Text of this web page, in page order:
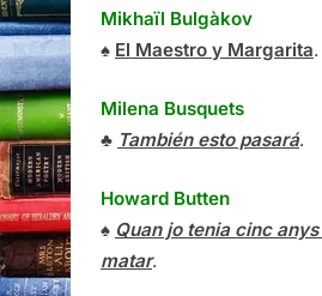
Mikhaïl Bulgàkov
♠ El Maestro y Margarita.
Milena Busquets
♣ También esto pasará.
Howard Butten
♠ Quan jo tenia cinc
matar.